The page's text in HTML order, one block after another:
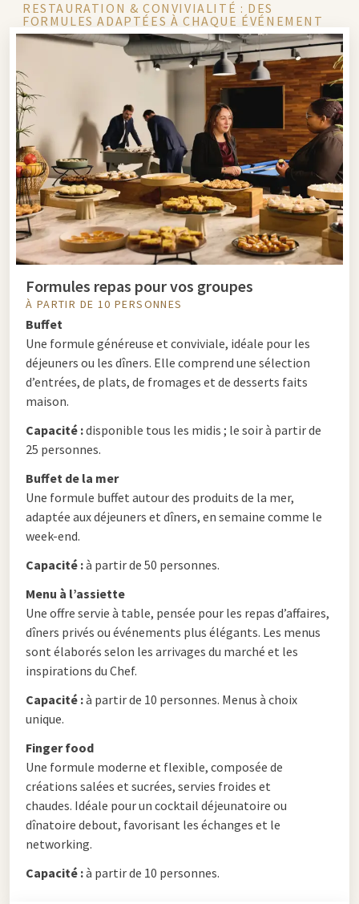
RESTAURATION & CONVIVIALITÉ : DES
FORMULES ADAPTÉES À CHAQUE ÉVÉNEMENT
Formules repas pour vos groupes
À PARTIR DE 10 PERSONNES
Buffet
Une formule généreuse et conviviale, idéale pour les
déjeuners ou les dîners. Elle comprend une sélection
d’entrées, de plats, de fromages et de desserts faits
maison.
Capacité :disponible tous les midis ; le soir à partir de
25 personnes.
Buffet de la mer
Une formule buffet autour des produits de la mer,
adaptée aux déjeuners et dîners, en semaine comme le
week-end.
Capacité :à partir de 50 personnes.
Menu à l’assiette
Une offre servie à table, pensée pour les repas d’affaires,
dîners privés ou événements plus élégants. Les menus
sont élaborés selon les arrivages du marché et les
inspirations du Chef.
Capacité :à partir de 10 personnes. Menus à choix
unique.
Finger food
Une formule moderne et flexible, composée de
créations salées et sucrées, servies froides et
chaudes. Idéale pour un cocktail déjeunatoire ou
dînatoire debout, favorisant les échanges et le
networking.
Capacité :à partir de 10 personnes.